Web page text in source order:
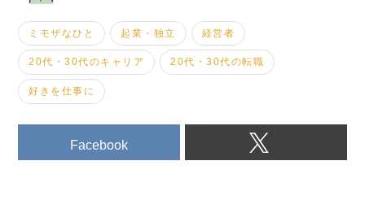
ミモザなひと 起業・独立 経営者
20代・30代のキャリア 20代・30代の転職
好きを仕事に
Facebook